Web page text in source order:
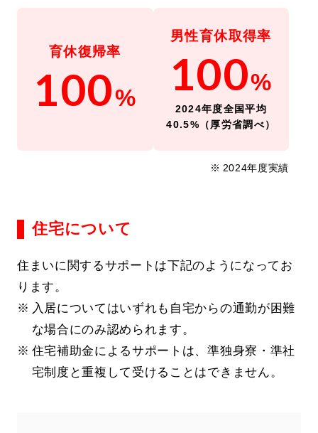
育休復帰率
100%
男性育休取得率
100%
2024年度全国平均
40.5%（厚労省調べ）
2024年度実績
住宅について
住まいに関するサポートは下記のようになってお
ります。
⼊居についてはいずれも⾃宅からの通勤が困難
な場合にのみ認められます。
住宅補助金によるサポートは、準独身寮・準社
宅制度と重複して受けることはできません。